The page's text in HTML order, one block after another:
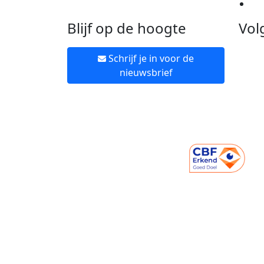
Blijf op de hoogte
Schrijf je in voor de
nieuwsbrief